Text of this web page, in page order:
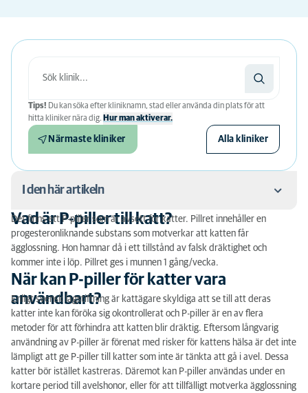
Tips! Du kan söka efter kliniknamn, stad eller använda din plats för att
hitta kliniker nära dig. Hur man aktiverar.
Närmaste kliniker Alla kliniker
I den här artikeln
Vad är P-piller till katt?
När kan P-piller för katter vara användbart?
Kan P-piller användas för att avbryta löp hos katt?
Nackdelar med P-piller till katt
Hur gör jag för att få tag i P-piller till min katt?
Vad är P-piller till katt?
Det finns ett P-piller som är avsett för katter. Pillret innehåller en
progesteronliknande substans som motverkar att katten får
ägglossning. Hon hamnar då i ett tillstånd av falsk dräktighet och
kommer inte i löp. Pillret ges i munnen 1 gång/vecka.
När kan P-piller för katter vara
användbart?
Enligt svensk lagstiftning är kattägare skyldiga att se till att deras
katter inte kan föröka sig okontrollerat och P-piller är en av flera
metoder för att förhindra att katten blir dräktig. Eftersom långvarig
användning av P-piller är förenat med risker för kattens hälsa är det inte
lämpligt att ge P-piller till katter som inte är tänkta att gå i avel. Dessa
katter bör istället kastreras. Däremot kan P-piller användas under en
kortare period till avelshonor, eller för att tillfälligt motverka ägglossning